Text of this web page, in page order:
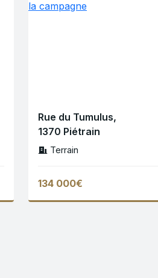
Rue du Tumulus,
1370 Piétrain
Terrain
134 000€